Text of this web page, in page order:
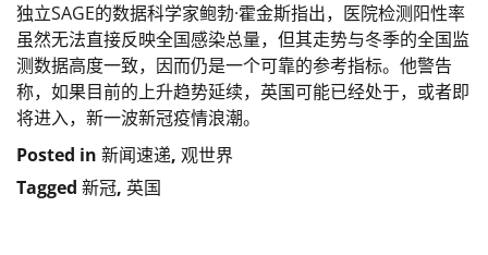
独立SAGE的数据科学家鲍勃·霍金斯指出，医院检测阳性率
虽然无法直接反映全国感染总量，但其走势与冬季的全国监
测数据高度一致，因而仍是一个可靠的参考指标。他警告
称，如果目前的上升趋势延续，英国可能已经处于，或者即
将进入，新一波新冠疫情浪潮。
Posted in 新闻速递, 观世界
Tagged 新冠, 英国